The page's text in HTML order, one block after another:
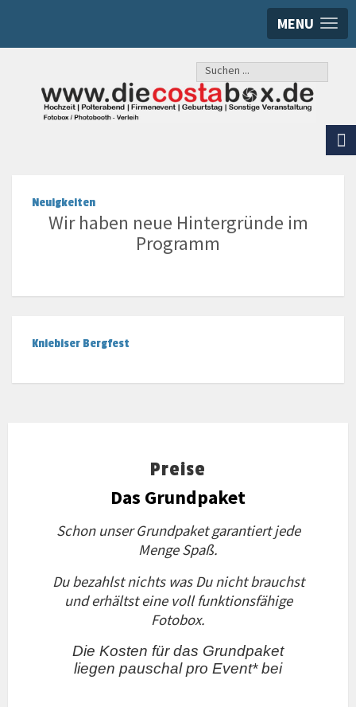
MENU
Suchen
...
Neuigkeiten
Wir haben neue Hintergründe im
Programm
Kniebiser Bergfest
Preise
Das Grundpaket
Schon unser Grundpaket garantiert jede
Menge Spaß.
Du bezahlst nichts was Du nicht brauchst
und erhältst eine voll funktionsfähige
Fotobox.
Die Kosten für das Grundpaket
liegen pauschal pro Event* bei